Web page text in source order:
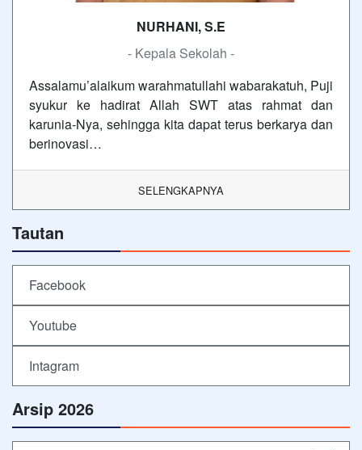
NURHANI, S.E
- Kepala Sekolah -
Assalamu’alaikum warahmatullahi wabarakatuh, Puji
syukur ke hadirat Allah SWT atas rahmat dan
karunia-Nya, sehingga kita dapat terus berkarya dan
berinovasi…
SELENGKAPNYA
Tautan
Facebook
Youtube
Intagram
Arsip 2026